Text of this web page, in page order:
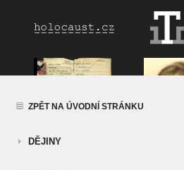
ZPĚT NA ÚVODNÍ STRÁNKU
DĚJINY